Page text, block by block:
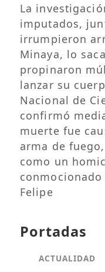
La
imputados,
irrumpieron
Minaya, lo
propinaron
lanzar su
Nacional de
confirmó
muerte fue
arma de
como un
Felipe
Portadas
ACTUALIDAD